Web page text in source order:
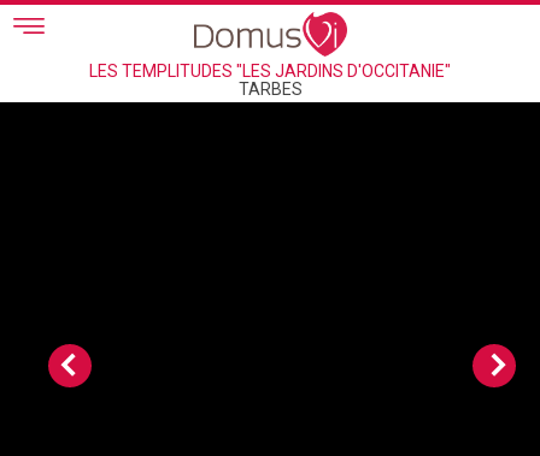
Skip to main content
LES TEMPLITUDES "LES JARDINS D'OCCITANIE"
TARBES